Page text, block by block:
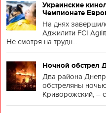
Украинские
Чемпионате
На днях
Аджилити FCI
Не смотря на трудн...
Ночной обстрел
Два района
обстреляны
Криворожский, –